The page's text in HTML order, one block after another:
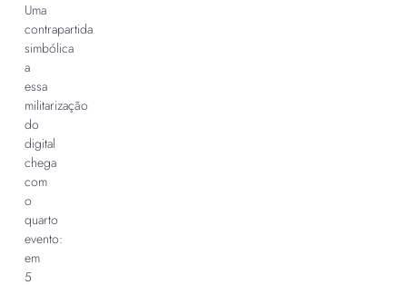
Uma
contrapartida
simbólica
a
essa
militarização
do
digital
chega
com
o
quarto
evento:
em
5